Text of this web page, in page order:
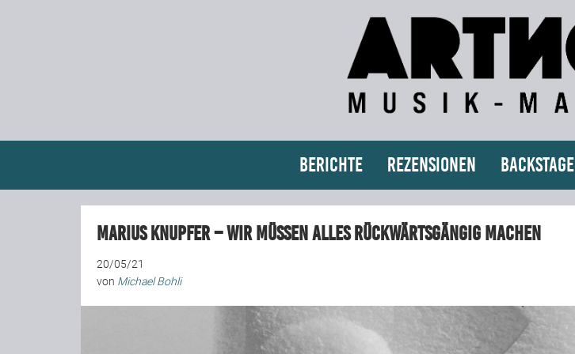
Berichte Rezensionen Backstage
Marius Knupfer – Wir müssen alles rückwärtsgängig machen
20/05/21
von Michael Bohli